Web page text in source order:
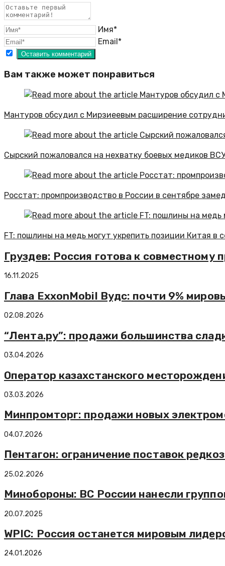
Имя*
Email*
Вам также может понравиться
Мантуров обсудил с Мирзиеевым расширение
Сырский пожаловался на нехватку боевых медиков
Росстат: промпроизводство в России в сентябре
FT: пошлины на медь могут укрепить позиции Китая в
Груздев: Россия готова к совместному
16.11.2025
Глава ExxonMobil Вудс: почти 9%
02.08.2026
“Лента.ру”: продажи большинства
03.04.2026
Оператор казахстанского
03.03.2026
Минпромторг: продажи новых
04.07.2026
Пентагон: ограничение поставок
25.02.2026
Минобороны: ВС России нанесли
20.07.2025
WPIC: Россия останется мировым
24.01.2026